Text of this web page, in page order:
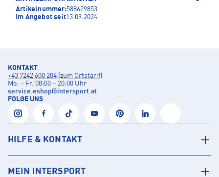
Artikelnummer:588629853
Im Angebot seit13.09.2024
KONTAKT
+43 7242 600 204 (zum Ortstarif)
Mo. – Fr. 08:00 – 20:00 Uhr
service.eshop@intersport.at
FOLGE UNS
HILFE & KONTAKT
MEIN INTERSPORT